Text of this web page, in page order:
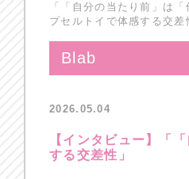
「「自分の当たり前」は
プセルトイで体感する交差
Blab
2026.05.04
【インタビュー】「
する交差性」